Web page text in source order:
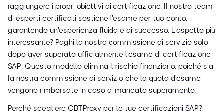
raggiungere i propri obiettivi di certificazione. Il nostro team
di esperti certificati sostiene l'esame per tuo conto,
garantendo un'esperienza fluida e di successo. L'aspetto più
interessante? Paghi la nostra commissione di servizio solo
dopo aver superato ufficialmente l'esame di certificazione
SAP. Questo modello elimina il rischio finanziario, poiché sia
la nostra commissione di servizio che la quota d'esame
vengono rimborsate in caso di mancato superamento.
Perché scegliere CBTProxy per le tue certificazioni SAP?